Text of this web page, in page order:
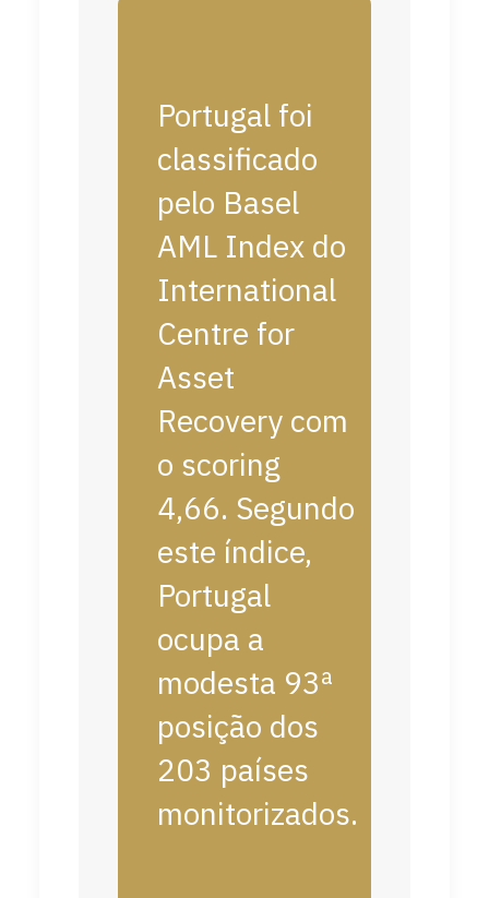
Portugal foi
classificado
pelo Basel
AML Index do
International
Centre for
Asset
Recovery com
o scoring
4,66. Segundo
este índice,
Portugal
ocupa a
modesta 93ª
posição dos
203 países
monitorizados.